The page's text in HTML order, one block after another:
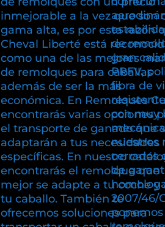
inmejorable a la vez que son
gama alta, es por esta razón
Cheval Liberté está
como una de las mejores
de remolques para caballas
además de ser la más
económica. En Remolques
encontrarás varias opciones
el transporte de ganado que
adaptarán a tus necesidades
específicas. En nuestro
encontrarás el remolque que
mejor se adapte a tu coche y
tu caballo. También te
ofrecemos soluciones para
de
gran
PRFV,
fibra de
con muy
nuestros
cerrados
de
2007/46/